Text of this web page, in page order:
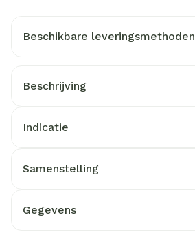
Beschikbare leveringsmethoden
Beschrijving
Indicatie
Samenstelling
Gegevens